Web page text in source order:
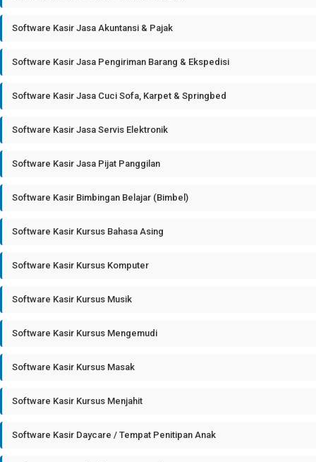
Software Kasir Jasa Akuntansi & Pajak
Software Kasir Jasa Pengiriman Barang & Ekspedisi
Software Kasir Jasa Cuci Sofa, Karpet & Springbed
Software Kasir Jasa Servis Elektronik
Software Kasir Jasa Pijat Panggilan
Software Kasir Bimbingan Belajar (Bimbel)
Software Kasir Kursus Bahasa Asing
Software Kasir Kursus Komputer
Software Kasir Kursus Musik
Software Kasir Kursus Mengemudi
Software Kasir Kursus Masak
Software Kasir Kursus Menjahit
Software Kasir Daycare / Tempat Penitipan Anak